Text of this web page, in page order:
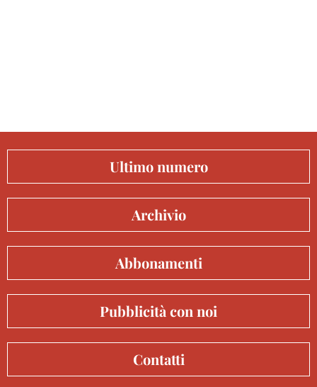
Ultimo numero
Archivio
Abbonamenti
Pubblicità con noi
Contatti